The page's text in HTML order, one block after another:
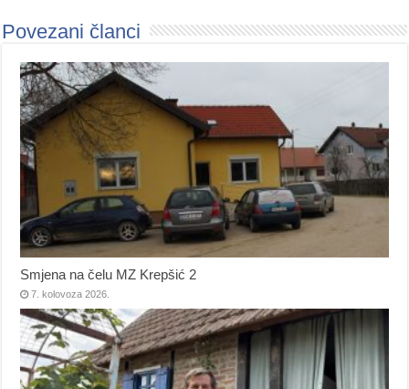
Povezani članci
Smjena na čelu MZ Krepšić 2
7. kolovoza 2026.